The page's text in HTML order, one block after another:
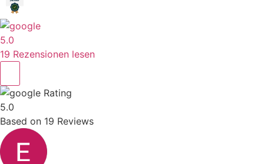
5.0
19 Rezensionen lesen
Rating
5.0
Based on 19 Reviews